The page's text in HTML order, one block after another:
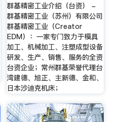
群基精密工业介绍（台资） -
群基精密工业（苏州）有限公司
群基精密工业（Creator
EDM）：一家专门致力于模具
加工、机械加工、注塑成型设备
研发、生产、销售、服务的全资
台资企业；常州群基荣誉代理台
湾建德、旭正、主新德、金和、
日本沙迪克机床；